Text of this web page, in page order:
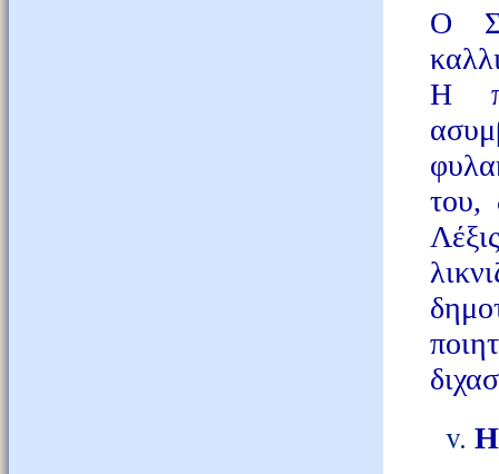
Ο
Η
του,
Η